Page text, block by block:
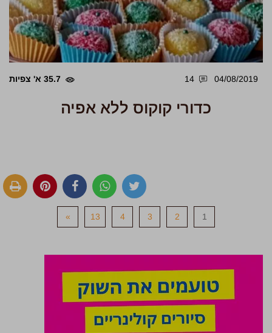
04/08/2019
14 35.7 א' צפיות
כדורי קוקוס ללא אפיה
1
2
3
4
13
»